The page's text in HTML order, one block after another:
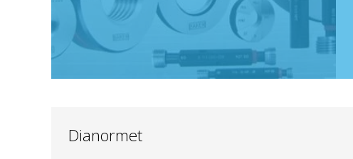
Dianormet